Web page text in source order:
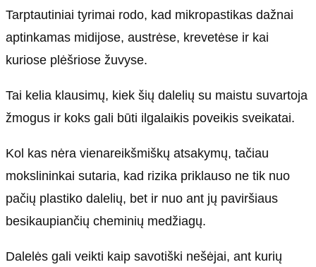
Tarptautiniai tyrimai rodo, kad mikropastikas dažnai
aptinkamas midijose, austrėse, krevetėse ir kai
kuriose plėšriose žuvyse.
Tai kelia klausimų, kiek šių dalelių su maistu suvartoja
žmogus ir koks gali būti ilgalaikis poveikis sveikatai.
Kol kas nėra vienareikšmiškų atsakymų, tačiau
mokslininkai sutaria, kad rizika priklauso ne tik nuo
pačių plastiko dalelių, bet ir nuo ant jų paviršiaus
besikaupiančių cheminių medžiagų.
Dalelės gali veikti kaip savotiški nešėjai, ant kurių